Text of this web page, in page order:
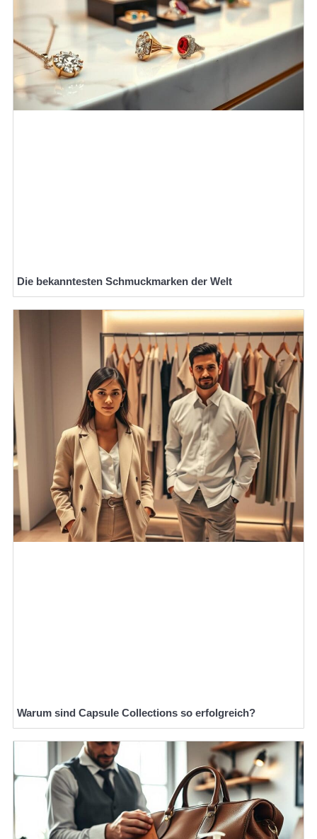
Die bekanntesten Schmuckmarken der Welt
Warum sind Capsule Collections so erfolgreich?